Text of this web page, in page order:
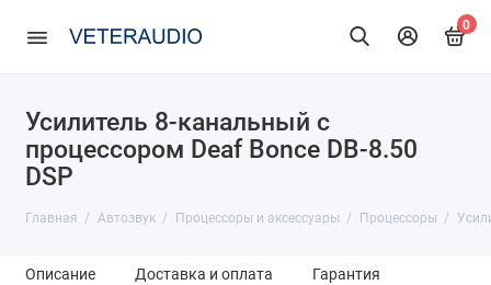
0
Усилитель 8-канальный с
процессором Deaf Bonce DB-8.50
DSP
Главная Автозвук Процессоры и аксессуары Процессоры
Описание Доставка и оплата Гарантия